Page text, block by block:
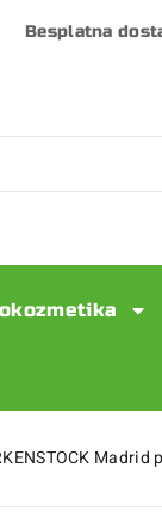
Besplatna
Madrid